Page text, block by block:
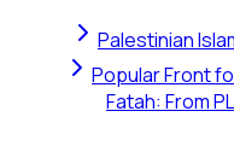
Palestinian
Popular Front
Fatah: From